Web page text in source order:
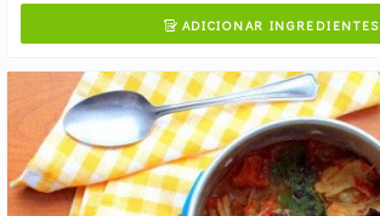
ADICIONAR INGREDIENTES